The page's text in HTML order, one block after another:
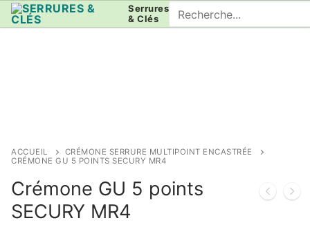
Aller
au
Serrures
& Clés
Rechercher
:
ACCUEIL
CRÉMONE SERRURE MULTIPOINT ENCASTRÉE
CRÉMONE GU 5 POINTS SECURY MR4
Crémone GU 5 points
SECURY MR4